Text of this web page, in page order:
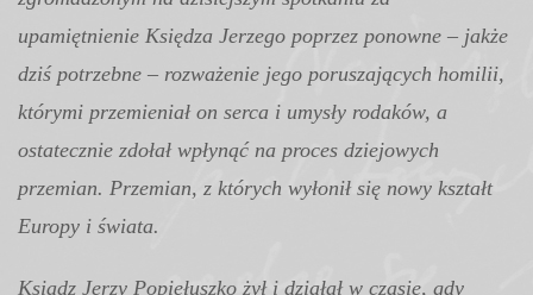
upamiętnienie Księdza Jerzego poprzez ponowne – jakże
dziś potrzebne – rozważenie jego poruszających homilii,
którymi przemieniał on serca i umysły rodaków, a
ostatecznie zdołał wpłynąć na proces dziejowych
przemian. Przemian, z których wyłonił się nowy kształt
Europy i świata.
Ksiądz Jerzy Popiełuszko żył i działał w czasie, gdy